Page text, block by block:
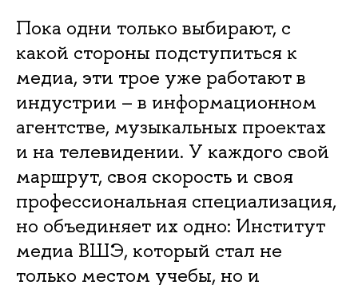
Пока одни только выбирают, с
какой стороны подступиться к
медиа, эти трое уже работают в
индустрии – в информационном
агентстве, музыкальных проектах
и на телевидении. У каждого свой
маршрут, своя скорость и своя
профессиональная специализация,
но объединяет их одно: Институт
медиа ВШЭ, который стал не
только местом учебы, но и